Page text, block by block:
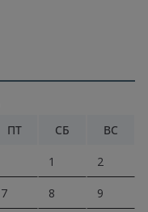
ПТ СБ ВС
1 2
7 8 9